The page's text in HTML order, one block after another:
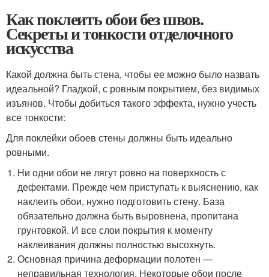
Как поклеить обои без швов.
Секреты и тонкости отделочного
искусства
Какой должна быть стена, чтобы ее можно было назвать
идеальной? Гладкой, с ровным покрытием, без видимых
изъянов. Чтобы добиться такого эффекта, нужно учесть
все тонкости:
Для поклейки обоев стены должны быть идеально
ровными.
Ни одни обои не лягут ровно на поверхность с
дефектами. Прежде чем приступать к выяснению, как
наклеить обои, нужно подготовить стену. База
обязательно должна быть выровнена, пропитана
грунтовкой. И все слои покрытия к моменту
наклеивания должны полностью высохнуть.
Основная причина деформации полотен —
неправильная технология. Некоторые обои после